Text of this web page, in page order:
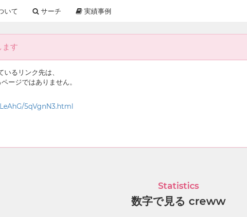
いて サーチ 実績事例
ます
るリンク先は、
ージではありません。
5qVgnN3.html
Statistics
数字で見る creww